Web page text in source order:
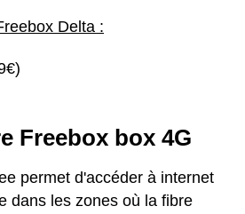
Delta :
Freebox box 4G
permet d'accéder à internet
dans les zones où la fibre